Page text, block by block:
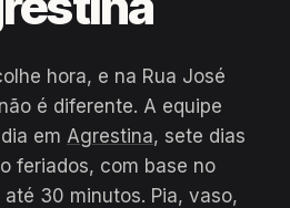
hora, e na Rua José
é diferente. A equipe
em Agrestina, sete dias
feriados, com base no
30 minutos. Pia, vaso,